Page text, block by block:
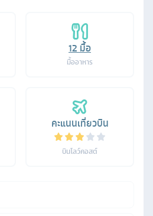
12 มื้อ
มื้ออาหาร
คะแนนเที่ยวบิน
บินโลว์คอสต์